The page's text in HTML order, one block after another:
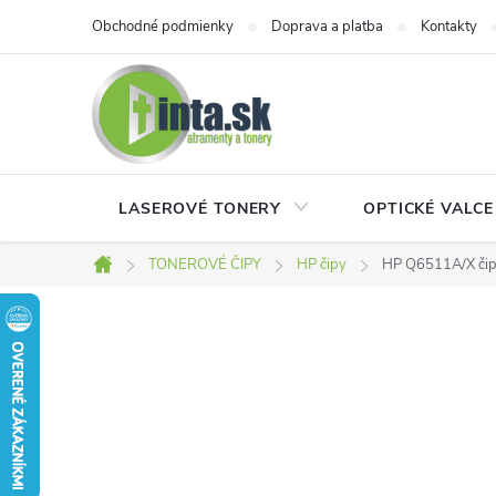
Obchodné podmienky Doprava a platba Kontakty
LASEROVÉ TONERY OPTICKÉ VALCE
Domov
TONEROVÉ ČIPY HP čipy HP Q6511A/X čip